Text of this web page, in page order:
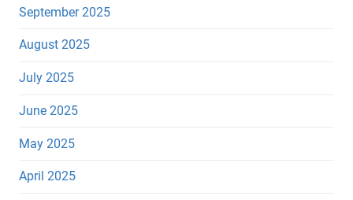
September 2025
August 2025
July 2025
June 2025
May 2025
April 2025